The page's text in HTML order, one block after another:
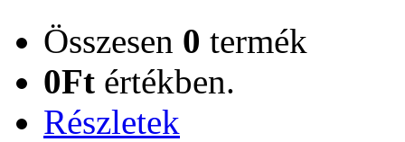
Összesen 0 termék
0Ft értékben.
Részletek